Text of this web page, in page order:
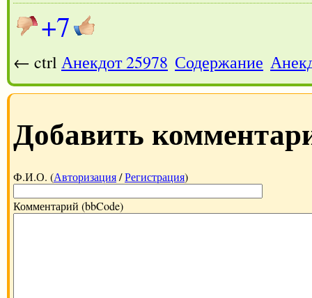
+7
← ctrl Анекдот 25978 Содержание
Добавить
Ф.И.О. (Авторизация/Регистрация)
Комментарий (bbCode)